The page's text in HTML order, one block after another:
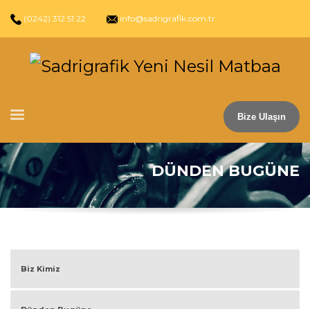
(0242) 312 51 22 info@sadrigrafik.com.tr
Bize Ulaşın
DÜNDEN BUGÜNE
Biz Kimiz